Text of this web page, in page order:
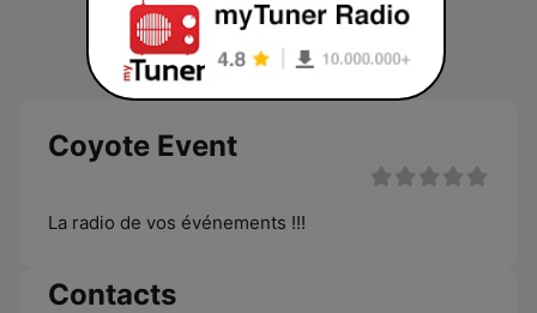
Coyote Event
La radio de vos événements !!!
Contacts